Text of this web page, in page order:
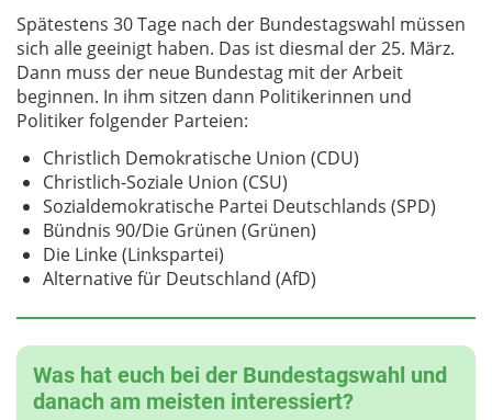
Spätestens 30 Tage nach der Bundestagswahl müssen
sich alle geeinigt haben. Das ist diesmal der 25. März.
Dann muss der neue Bundestag mit der Arbeit
beginnen. In ihm sitzen dann Politikerinnen und
Politiker folgender Parteien:
Christlich Demokratische Union (CDU)
Christlich-Soziale Union (CSU)
Sozialdemokratische Partei Deutschlands (SPD)
Bündnis 90/Die Grünen (Grünen)
Die Linke (Linkspartei)
Alternative für Deutschland (AfD)
Was hat euch bei der Bundestagswahl und
danach am meisten interessiert?